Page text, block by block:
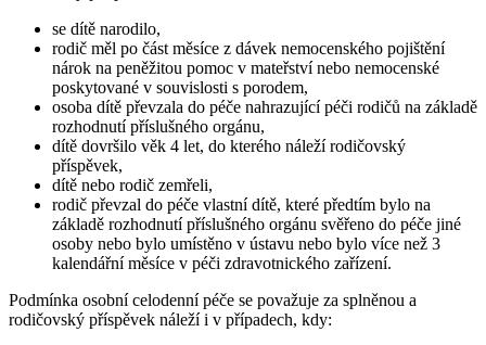
se dítě narodilo,
rodič měl po část měsíce z dávek nemocenského pojištění
nárok na peněžitou pomoc v mateřství nebo nemocenské
poskytované v souvislosti s porodem,
osoba dítě převzala do péče nahrazující péči rodičů na základě
rozhodnutí příslušného orgánu,
dítě dovršilo věk 4 let, do kterého náleží rodičovský
příspěvek,
dítě nebo rodič zemřeli,
rodič převzal do péče vlastní dítě, které předtím bylo na
základě rozhodnutí příslušného orgánu svěřeno do péče jiné
osoby nebo bylo umístěno v ústavu nebo bylo více než 3
kalendářní měsíce v péči zdravotnického zařízení.
Podmínka osobní celodenní péče se považuje za splněnou a
rodičovský příspěvek náleží i v případech, kdy: